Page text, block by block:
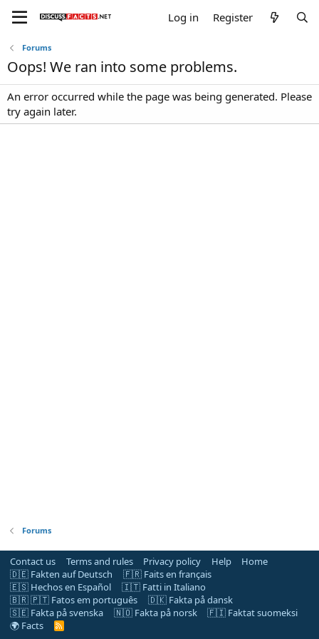
Log in Register
Forums
Oops! We ran into some problems.
An error occurred while the page was being generated. Please
try again later.
Forums
Contact us Terms and rules Privacy policy Help
Home
🇩🇪 Fakten auf Deutsch
🇫🇷 Faits en français
🇪🇸 Hechos en Español
🇮🇹 Fatti in Italiano
🇧🇷 🇵🇹 Fatos em português
🇩🇰 Fakta på dansk
🇸🇪 Fakta på svenska
🇳🇴 Fakta på norsk
🇫🇮 Faktat suomeksi
🌍 Facts
R